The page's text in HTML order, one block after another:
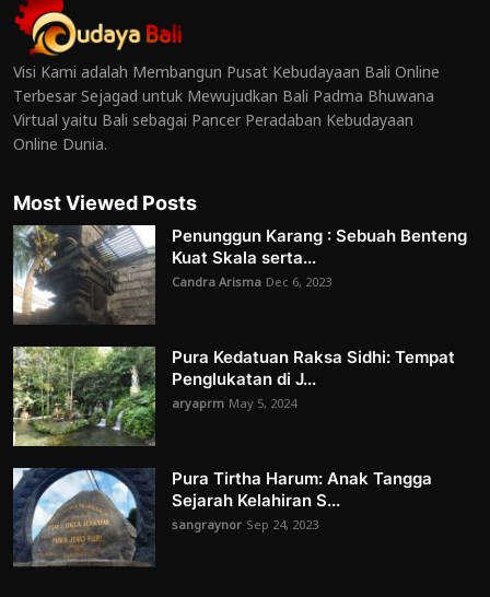
Visi Kami adalah Membangun Pusat Kebudayaan Bali Online
Terbesar Sejagad untuk Mewujudkan Bali Padma Bhuwana
Virtual yaitu Bali sebagai Pancer Peradaban Kebudayaan
Online Dunia.
Most Viewed Posts
Penunggun Karang : Sebuah Benteng
Kuat Skala serta...
Candra Arisma Dec 6, 2023
Pura Kedatuan Raksa Sidhi: Tempat
Penglukatan di J...
aryaprm May 5, 2024
Pura Tirtha Harum: Anak Tangga
Sejarah Kelahiran S...
sangraynor Sep 24, 2023